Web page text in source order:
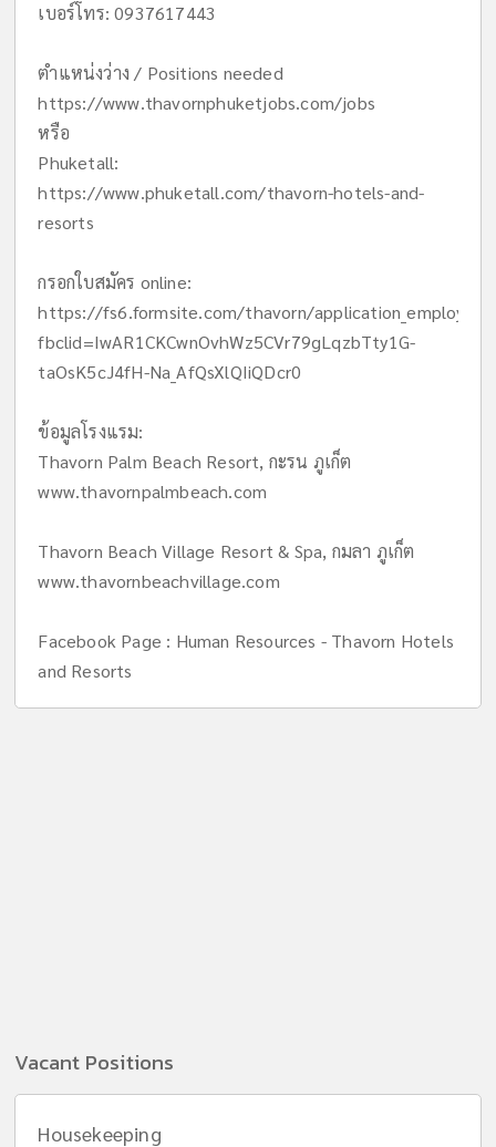
เบอร์โทร: 0937617443
ตำแหน่งว่าง / Positions needed
https://www.thavornphuketjobs.com/jobs
หรือ
Phuketall:
https://www.phuketall.com/thavorn-hotels-and-
resorts
กรอกใบสมัคร online:
https://fs6.formsite.com/thavorn/
fbclid=IwAR1CKCwnOvhWz5CVr79gLqzbTty1G-
taOsK5cJ4fH-Na_AfQsXlQIiQDcr0
ข้อมูลโรงแรม:
Thavorn Palm Beach Resort, กะรน ภูเก็ต
www.thavornpalmbeach.com
Thavorn Beach Village Resort & Spa, กมลา ภูเก็ต
www.thavornbeachvillage.com
Facebook Page : Human Resources - Thavorn Hotels
and Resorts
Vacant Positions
Housekeeping